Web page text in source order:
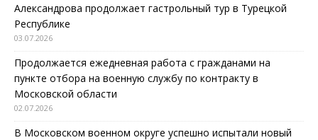
Александрова продолжает гастрольный тур в Турецкой
Республике
03.07.2026
Продолжается ежедневная работа с гражданами на
пункте отбора на военную службу по контракту в
Московской области
02.07.2026
В Московском военном округе успешно испытали новый